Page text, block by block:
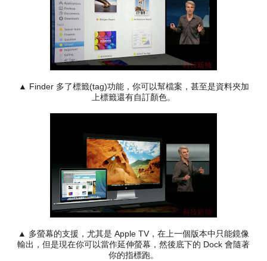
▲ Finder 多了標籤(tag)功能，你可以幫檔案，甚至是資料夾加
上標籤還有自訂顏色。
▲ 多螢幕的支援，尤其是 Apple TV，在上一個版本中只能鏡像
輸出，但是現在你可以當作延伸螢幕，然後底下的 Dock 會隨著
你的指標跑。